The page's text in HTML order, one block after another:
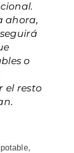
ahora,
o
el resto
.